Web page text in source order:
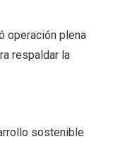
operación plena
respaldar la
sostenible